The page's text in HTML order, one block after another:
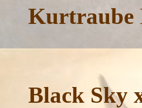
Kurtraube
Black Sky